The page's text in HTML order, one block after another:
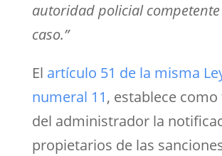
autoridad policial
caso.”
El artículo 51 de la misma
numeral 11, establece
del administrador la
propietarios de las